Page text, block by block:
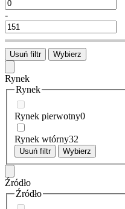
-
Usuń filtr Wybierz
Rynek
Rynek
Rynek pierwotny0
Rynek wtórny32
Usuń filtr Wybierz
Źródło
Źródło